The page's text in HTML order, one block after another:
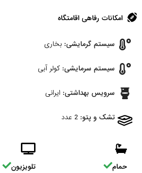
امکانات رفاهی اقامتگاه
سیستم گرمایشی: بخاری
سیستم سرمایشی: کولر آبی
سرویس بهداشتی: ایرانی
تشک و پتو: 2 عدد
حمام تلویزیون